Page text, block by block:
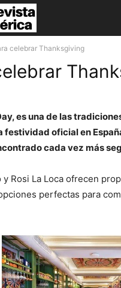
celebrar Thanksgiving
es una de las
festividad oficial en
cada vez más
Rosi La Loca ofrecen
perfectas para